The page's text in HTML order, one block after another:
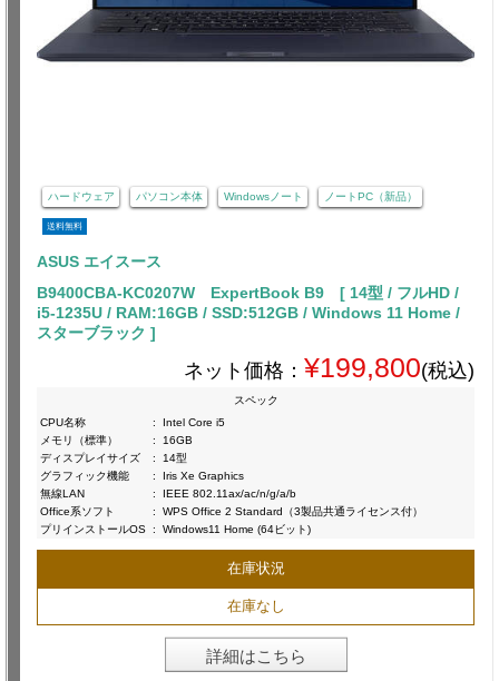
ハードウェア パソコン本体 Windowsノート ノートPC（新品）
送料無料
ASUS エイスース
B9400CBA-KC0207W ExpertBook B9 [ 14型 / フルHD /
i5-1235U / RAM:16GB / SSD:512GB / Windows 11 Home /
スターブラック ]
ネット価格： ¥199,800(税込)
スペック
CPU名称
:
Intel Core i5
メモリ（標準）
:
16GB
ディスプレイサイズ
:
14型
グラフィック機能
:
Iris Xe Graphics
無線LAN
:
IEEE 802.11ax/ac/n/g/a/b
Office系ソフト
:
WPS Office 2 Standard（3製品共通ライセンス付）
プリインストールOS : Windows11 Home (64ビット)
在庫状況
在庫なし
詳細はこちら